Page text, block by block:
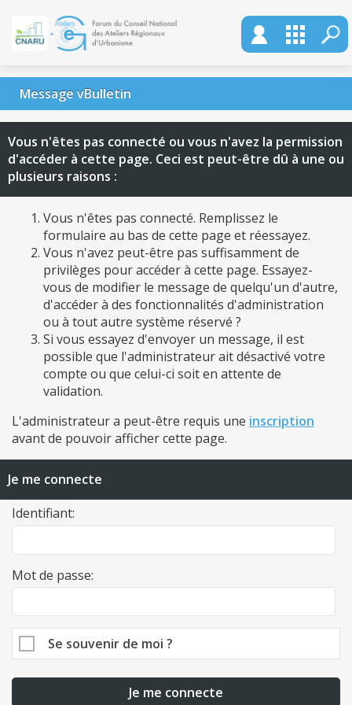
Message vBulletin
Vous n'êtes pas connecté ou vous n'avez la permission
d'accéder à cette page. Ceci est peut-être dû à une ou
plusieurs raisons :
Vous n'êtes pas connecté. Remplissez le
formulaire au bas de cette page et réessayez.
Vous n'avez peut-être pas suffisamment de
privilèges pour accéder à cette page. Essayez-
vous de modifier le message de quelqu'un d'autre,
d'accéder à des fonctionnalités d'administration
ou à tout autre système réservé ?
Si vous essayez d'envoyer un message, il est
possible que l'administrateur ait désactivé votre
compte ou que celui-ci soit en attente de
validation.
L'administrateur a peut-être requis une inscription
avant de pouvoir afficher cette page.
Je me connecte
Identifiant:
Mot de passe:
Se souvenir de moi ?
Je me connecte